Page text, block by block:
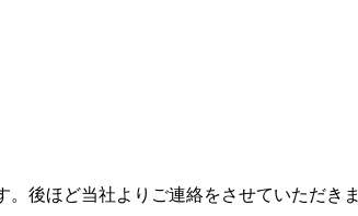
。後ほど当社よりご連絡をさせていただきま